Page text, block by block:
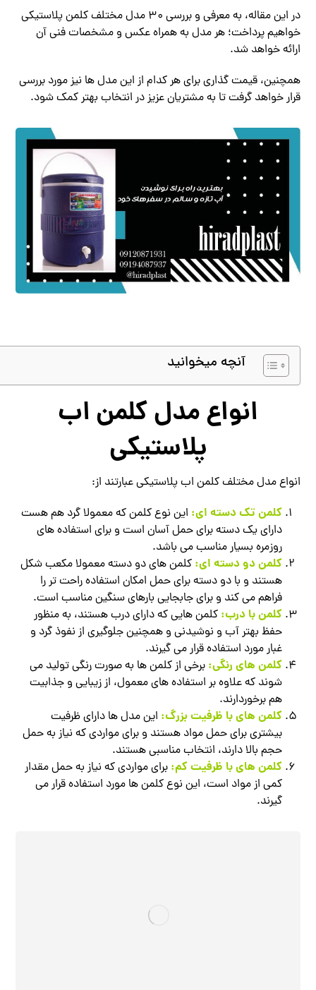
در این مقاله، به معرفی و بررسی 30 مدل مختلف کلمن پلاستیکی
خواهیم پرداخت؛ هر مدل به همراه عکس و مشخصات فنی آن
ارائه خواهد شد.
همچنین، قیمت‌ گذاری برای هر کدام از این مدل‌ ها نیز مورد بررسی
قرار خواهد گرفت تا به مشتریان عزیز در انتخاب بهتر کمک شود.
آنچه میخوانید
انواع مدل کلمن اب
پلاستیکی
انواع مدل مختلف کلمن اب پلاستیکی عبارتند از:
کلمن تک‌ دسته‌ ای: این نوع کلمن که معمولا گرد هم هست
دارای یک دسته برای حمل آسان است و برای استفاده‌ های
روزمره بسیار مناسب می باشد.
کلمن دو دسته‌ ای: کلمن های دو دسته معمولا مکعب شکل
هستند و با دو دسته برای حمل امکان استفاده راحت‌ تر را
فراهم می‌ کند و برای جابجایی بارهای سنگین مناسب است.
کلمن با درب: کلمن‌ هایی که دارای درب هستند، به منظور
حفظ بهتر آب و نوشیدنی و همچنین جلوگیری از نفوذ گرد و
غبار مورد استفاده قرار می‌ گیرند.
کلمن‌ های رنگی: برخی از کلمن‌ ها به صورت رنگی تولید می‌
شوند که علاوه بر استفاده‌ های معمول، از زیبایی و جذابیت
هم برخوردارند.
کلمن‌ های با ظرفیت بزرگ: این مدل‌ ها دارای ظرفیت
بیشتری برای حمل مواد هستند و برای مواردی که نیاز به حمل
حجم بالا دارند، انتخاب مناسبی هستند.
کلمن‌ های با ظرفیت کم: برای مواردی که نیاز به حمل مقدار
کمی از مواد است، این نوع کلمن‌ ها مورد استفاده قرار می‌
گیرند.